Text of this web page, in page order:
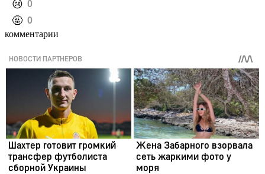
️😢 0
️🤬 0
комментарии